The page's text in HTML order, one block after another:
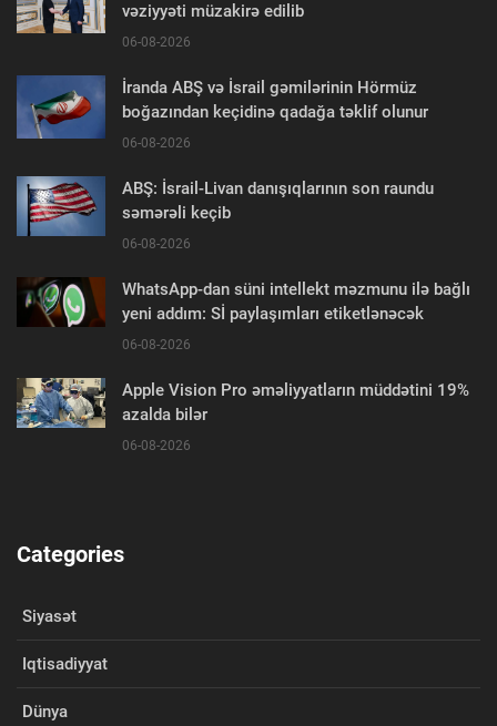
vəziyyəti müzakirə edilib
06-08-2026
İranda ABŞ və İsrail gəmilərinin Hörmüz
boğazından keçidinə qadağa təklif olunur
06-08-2026
ABŞ: İsrail-Livan danışıqlarının son raundu
səmərəli keçib
06-08-2026
WhatsApp-dan süni intellekt məzmunu ilə bağlı
yeni addım: Sİ paylaşımları etiketlənəcək
06-08-2026
Apple Vision Pro əməliyyatların müddətini 19%
azalda bilər
06-08-2026
Categories
Siyasət
Iqtisadiyyat
Dünya